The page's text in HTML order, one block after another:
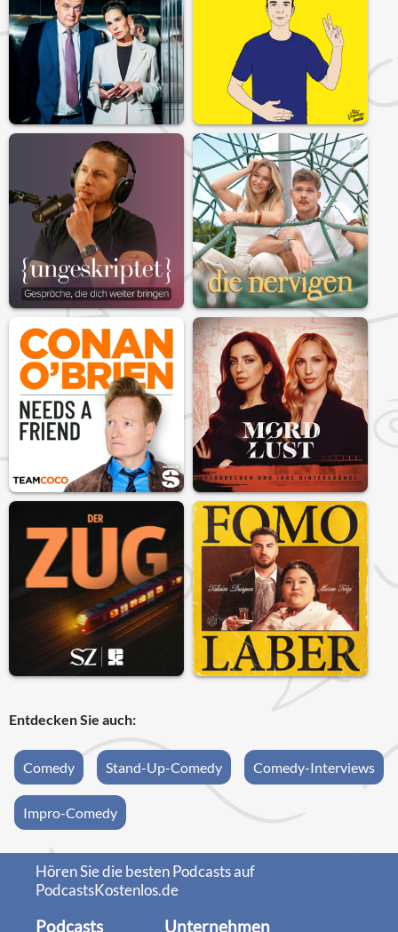
Entdecken Sie auch:
Comedy Stand-Up-Comedy Comedy-Interviews
Impro-Comedy
Hören Sie die besten Podcasts auf
PodcastsKostenlos.de
Podcasts Unternehmen